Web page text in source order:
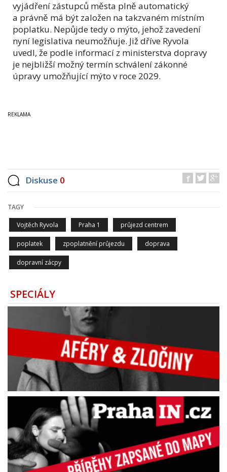
vyjádření zástupců města plně automatický
a právně má být založen na takzvaném místním
poplatku. Nepůjde tedy o mýto, jehož zavedení
nyní legislativa neumožňuje. Již dříve Ryvola
uvedl, že podle informací z ministerstva dopravy
je nejbližší možný termín schválení zákonné
úpravy umožňující mýto v roce 2029.
Diskuse 0
TAGY
Vojtěch Ryvola Praha 1 průjezd centrem
poplatek zpoplatnění průjezdu doprava
dopravní zácpy
SPECIÁLY